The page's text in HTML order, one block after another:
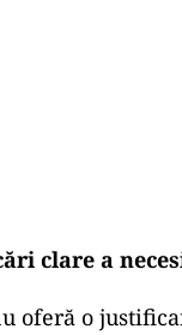
clare a
oferă o